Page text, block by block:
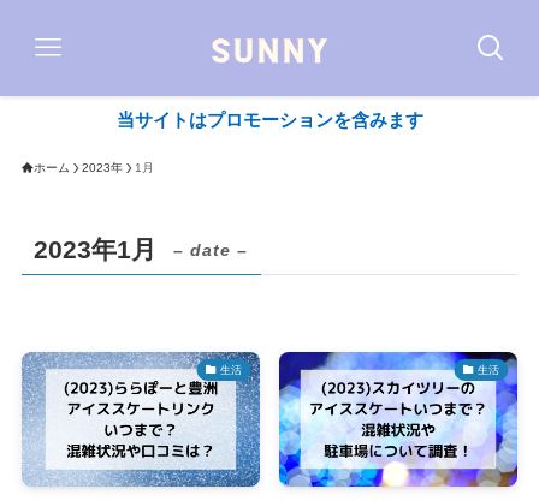
当サイトはプロモーションを含みます
ホーム 2023年 1月
2023年1月 – date –
生活 生活